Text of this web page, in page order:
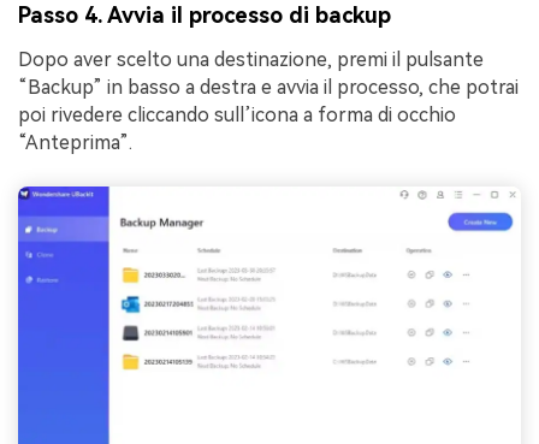
Passo 4. Avvia il processo di backup
Dopo aver scelto una destinazione, premi il pulsante
“Backup” in basso a destra e avvia il processo, che potrai
poi rivedere cliccando sull’icona a forma di occhio
“Anteprima”.